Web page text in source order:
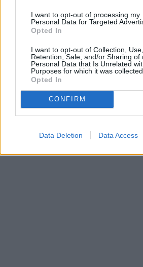
I want to opt-out of processing my
Personal Data for Targeted
Opted In
I want to opt-out of Collection, Use,
Retention, Sale, and/or Sharing of
Personal Data that Is Unrelated
Purposes for which it was collected.
Opted In
CONFIRM
Data Deletion Data Access